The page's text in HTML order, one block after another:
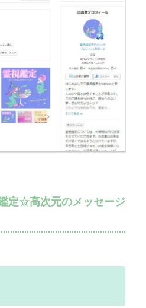
定☆高次元のメッセージ